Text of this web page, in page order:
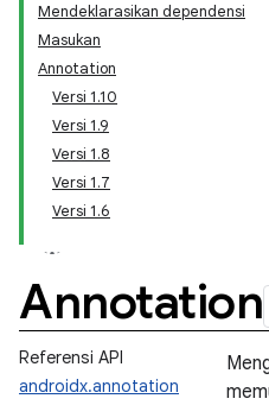
Mendeklarasikan dependensi
Masukan
Annotation
Versi 1.10
Versi 1.9
Versi 1.8
Versi 1.7
Versi 1.6
Annotation
Referensi API
androidx.annotation